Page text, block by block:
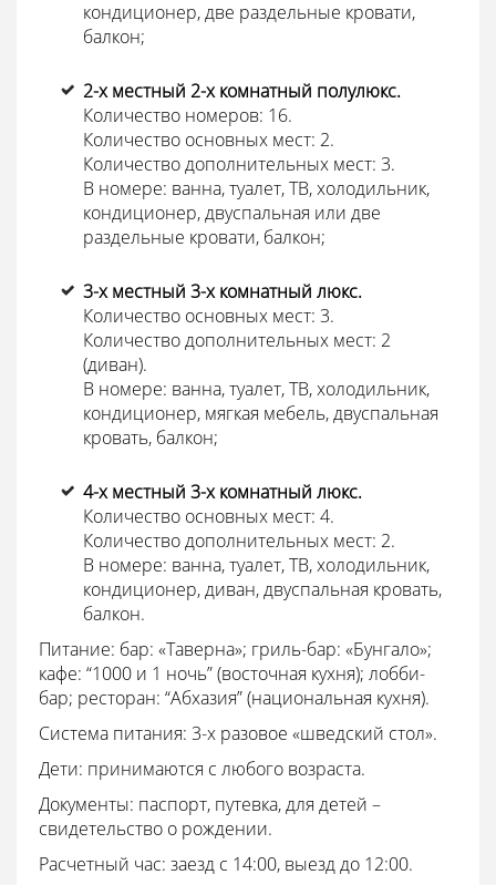
кондиционер, две раздельные кровати,
балкон;
2-х местный 2-х комнатный полулюкс.
Количество номеров: 16.
Количество основных мест: 2.
Количество дополнительных мест: 3.
В номере: ванна, туалет, ТВ, холодильник,
кондиционер, двуспальная или две
раздельные кровати, балкон;
3-х местный 3-х комнатный люкс.
Количество основных мест: 3.
Количество дополнительных мест: 2
(диван).
В номере: ванна, туалет, ТВ, холодильник,
кондиционер, мягкая мебель, двуспальная
кровать, балкон;
4-х местный 3-х комнатный люкс.
Количество основных мест: 4.
Количество дополнительных мест: 2.
В номере: ванна, туалет, ТВ, холодильник,
кондиционер, диван, двуспальная кровать,
балкон.
Питание: бар: «Таверна»; гриль-бар: «Бунгало»;
кафе: “1000 и 1 ночь” (восточная кухня); лобби-
бар; ресторан: “Абхазия” (национальная кухня).
Система питания: 3-х разовое «шведский стол».
Дети: принимаются с любого возраста.
Документы: паспорт, путевка, для детей –
свидетельство о рождении.
Расчетный час: заезд с 14:00, выезд до 12:00.